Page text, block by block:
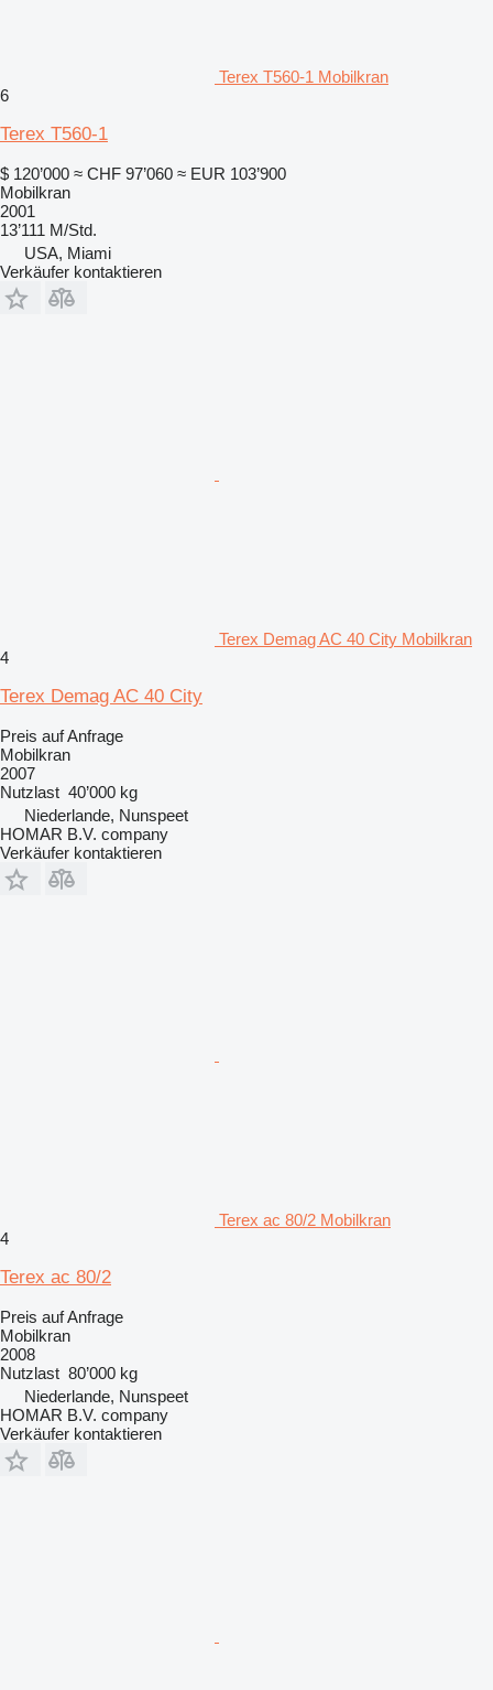
Terex T560-1 Mobilkran
6
Terex T560-1
$ 120’000 ≈ CHF 97’060 ≈ EUR 103’900
Mobilkran
2001
13’111 M/Std.
USA, Miami
Verkäufer kontaktieren
Terex Demag AC 40 City Mobilkran
4
Terex Demag AC 40 City
Preis auf Anfrage
Mobilkran
2007
Nutzlast 40’000 kg
Niederlande, Nunspeet
HOMAR B.V. company
Verkäufer kontaktieren
Terex ac 80/2 Mobilkran
4
Terex ac 80/2
Preis auf Anfrage
Mobilkran
2008
Nutzlast 80’000 kg
Niederlande, Nunspeet
HOMAR B.V. company
Verkäufer kontaktieren